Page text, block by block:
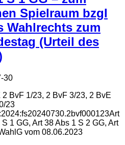
Spielraum bzgl
Wahlrechts zum
(Urteil des
30
2 BvF 1/23, 2 BvF 3/23, 2 BvE
23
Art
1 GG, Art 38 Abs 1 S 2 GG, Art
vom 08.06.2023